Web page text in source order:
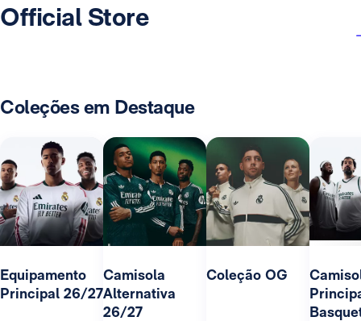
Official Store
Coleções em Destaque
Equipamento
Principal 26/27
Camisola
Alternativa
26/27
Coleção OG